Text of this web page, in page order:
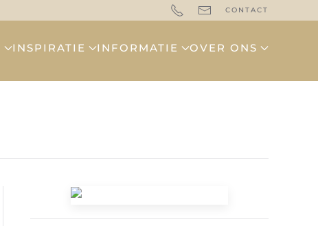
CONTACT
INSPIRATIE INFORMATIE OVER ONS